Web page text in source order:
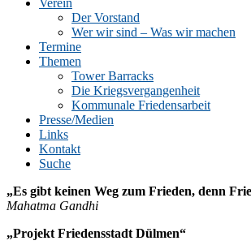
Der Vorstand
Wer wir sind – Was wir machen
Termine
Themen
Tower Barracks
Die Kriegsvergangenheit
Kommunale Friedensarbeit
Presse/Medien
Links
Kontakt
Suche
„Es gibt keinen Weg zum Frieden, denn
Mahatma Gandhi
„Projekt Friedensstadt Dülmen“